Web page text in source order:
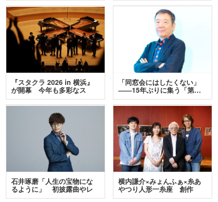
『スタクラ 2026 in 横浜』
が開幕 今年も多彩なス
テ…
「同窓会にはしたくない」
――15年ぶりに集う「第…
石井琢磨「人生の宝物にな
るように」 初披露曲やレ
ア…
横内謙介×みょんふぁ×糸あ
やつり人形一糸座 創作
人…